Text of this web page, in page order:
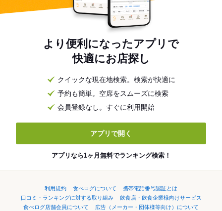
より便利になったアプリで
快適にお店探し
クイックな現在地検索。検索が快適に
予約も簡単。空席をスムーズに検索
会員登録なし。すぐに利用開始
アプリで開く
アプリなら1ヶ月無料でランキング検索！
利用規約 食べログについて
携帯電話番号認証とは
口コミ・ランキングに対する取り組み
飲食店・飲食企業様向けサービス
食べログ店舗会員について
広告（メーカー・団体様等向け）について